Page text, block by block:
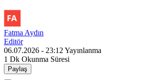
Fatma Aydın
Editör
06.07.2026 - 23:12 Yayınlanma
1 Dk Okunma Süresi
Paylaş